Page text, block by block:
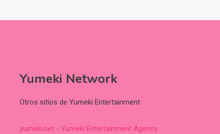
Yumeki Network
Otros sitios de Yumeki Entertainment:
yumeki.net - Yumeki Entertainment Agency